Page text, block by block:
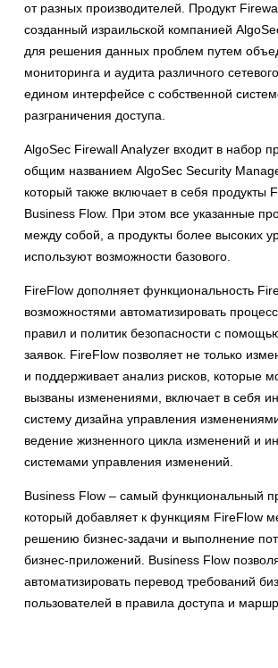
от разных производителей. Продукт
созданный израильской компанией
для решения данных проблем путем
мониторинга и аудита различного
едином интерфейсе с собственной
разграничения доступа.
AlgoSec Firewall Analyzer входит в набор
общим названием AlgoSec Security
который также включает в себя продукты
Business Flow. При этом все указанные
между собой, а продукты более высоких
используют возможности базового.
FireFlow дополняет функциональность
возможностями автоматизировать
правил и политик безопасности с
заявок. FireFlow позволяет не только
и поддерживает анализ рисков, которые
вызваны изменениями, включает в себя
систему дизайна управления
ведение жизненного цикла изменений и
системами управления изменений.
Business Flow – самый функциональный
который добавляет к функциям FireFlow
решению бизнес-задачи и выполнение
бизнес-приложений. Business Flow
автоматизировать перевод требований
пользователей в правила доступа и